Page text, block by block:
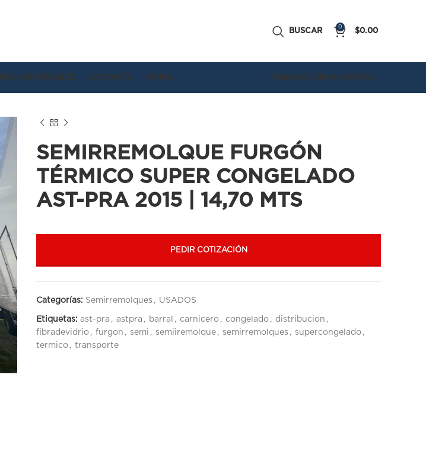
BUSCAR
0
$0.00
COMERCIALES CONTACTO AYUDA TRABAJÁ CON NOSOTROS
SEMIRREMOLQUE FURGÓN
TÉRMICO SUPER CONGELADO
AST-PRA 2015 | 14,70 MTS
PEDIR COTIZACIÓN
Categorías: Semirremolques , USADOS
Etiquetas: ast-pra , astpra , barral , carnicero , congelado , distribucion ,
fibradevidrio , furgon , semi , semiiremolque , semirremolques , supercongelado ,
termico , transporte